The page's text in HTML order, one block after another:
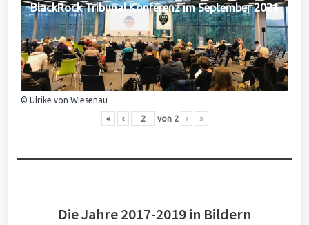
BlackRock Tribunal Konferenz im September 2021
© Ulrike von Wiesenau
« ‹ von 2 › »
Die Jahre 2017-2019 in Bildern